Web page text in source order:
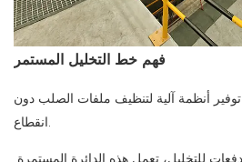
فهم خط التخليل المستمر
توفير أنظمة آلية لتنظيف ملفات الصلب دون
انقطاع.